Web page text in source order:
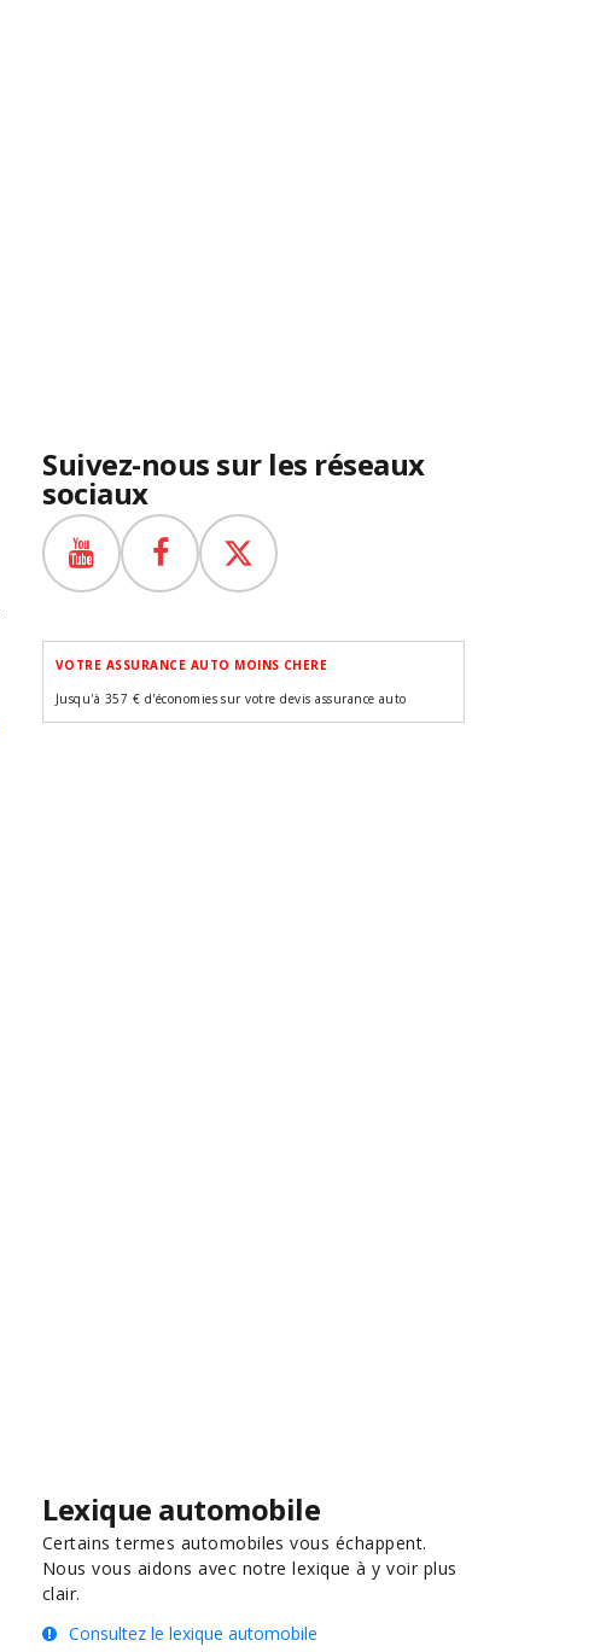
Suivez-nous sur les réseaux
sociaux
VOTRE ASSURANCE AUTO MOINS CHERE
Jusqu'à 357 € d'économies sur votre devis assurance auto
Lexique automobile
Certains termes automobiles vous échappent.
Nous vous aidons avec notre lexique à y voir plus
clair.
Consultez le lexique automobile